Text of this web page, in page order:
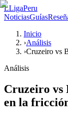
LLigaPeru
NoticiasGuías
Inicio
›Análisis
›Cruzeiro vs
Análisis
Cruzeiro vs
en la